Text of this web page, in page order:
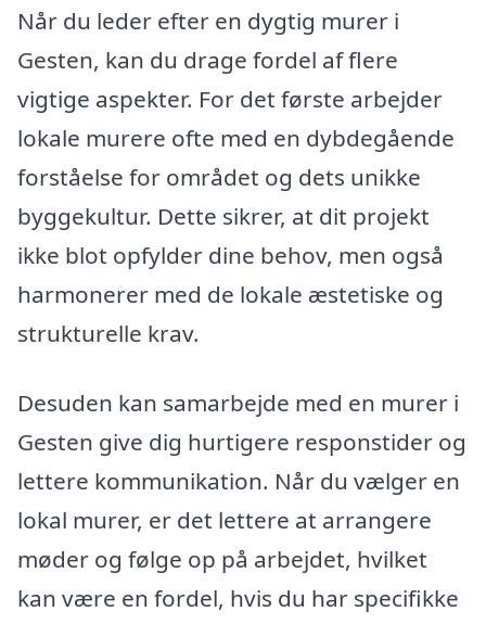
Når du leder efter en dygtig murer i
Gesten, kan du drage fordel af flere
vigtige aspekter. For det første arbejder
lokale murere ofte med en dybdegående
forståelse for området og dets unikke
byggekultur. Dette sikrer, at dit projekt
ikke blot opfylder dine behov, men også
harmonerer med de lokale æstetiske og
strukturelle krav.
Desuden kan samarbejde med en murer i
Gesten give dig hurtigere responstider og
lettere kommunikation. Når du vælger en
lokal murer, er det lettere at arrangere
møder og følge op på arbejdet, hvilket
kan være en fordel, hvis du har specifikke